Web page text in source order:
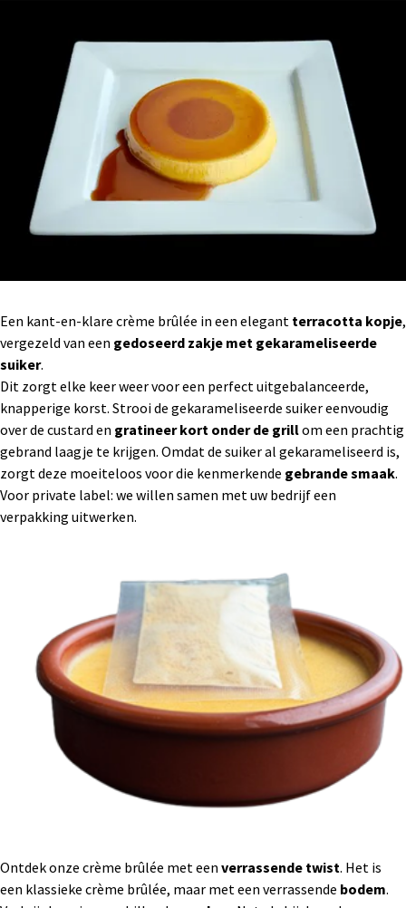
Een kant-en-klare crème brûlée in een elegant terracotta kopje,
vergezeld van een gedoseerd zakje met gekarameliseerde
suiker.
Dit zorgt elke keer weer voor een perfect uitgebalanceerde,
knapperige korst. Strooi de gekarameliseerde suiker eenvoudig
over de custard en gratineer kort onder de grillom een prachtig
gebrand laagje te krijgen. Omdat de suiker al gekarameliseerd is,
zorgt deze moeiteloos voor die kenmerkende gebrande smaak.
Voor private label: we willen samen met uw bedrijf een
verpakking uitwerken.
Ontdek onze crème brûlée met een verrassende twist. Het is
een klassieke crème brûlée, maar met een verrassende bodem.